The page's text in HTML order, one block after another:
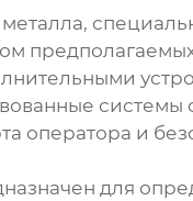
оператора и
для